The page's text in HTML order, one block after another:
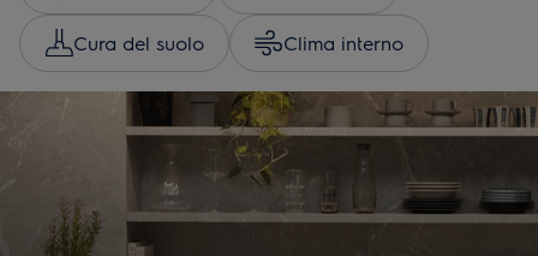
Cura del suolo Clima interno